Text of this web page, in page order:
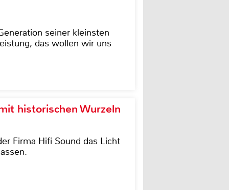
seiner kleinsten
das wollen wir uns
historischen Wurzeln
Firma Hifi Sound das Licht